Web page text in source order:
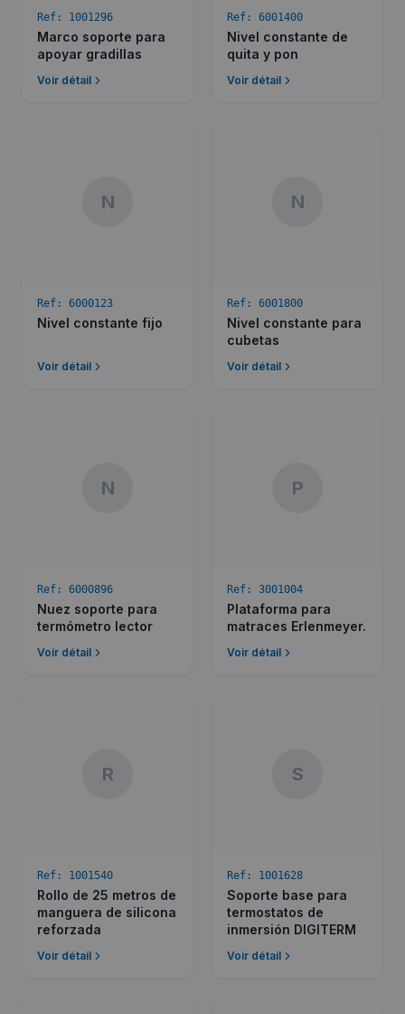
Ref: 1001296
Marco soporte para
apoyar gradillas
Voir détail
Ref: 6001400
Nivel constante de
quita y pon
Voir détail
N
Ref: 6000123
Nivel constante fijo
Voir détail
N
Ref: 6001800
Nivel constante para
cubetas
Voir détail
N
Ref: 6000896
Nuez soporte para
termómetro lector
Voir détail
P
Ref: 3001004
Plataforma para
matraces Erlenmeyer.
Voir détail
R
Ref: 1001540
Rollo de 25 metros de
manguera de silicona
reforzada
Voir détail
S
Ref: 1001628
Soporte base para
termostatos de
inmersión DIGITERM
Voir détail